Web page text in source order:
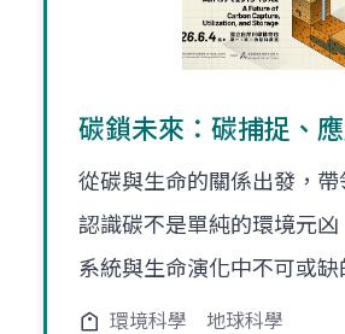
碳鎖未來：碳捕捉、
從碳與生命的關係出發，
認識碳不是單純的環境元凶
系統與生命演化中不可或缺
環境科學 地球科學